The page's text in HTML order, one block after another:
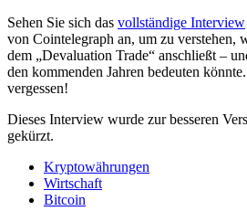
Sehen Sie sich das vollständige Interview
von Cointelegraph an, um zu verstehen,
dem „Devaluation Trade“ anschließt –
den kommenden Jahren bedeuten
vergessen!
Dieses Interview wurde zur besseren
gekürzt.
Kryptowährungen
Wirtschaft
Bitcoin